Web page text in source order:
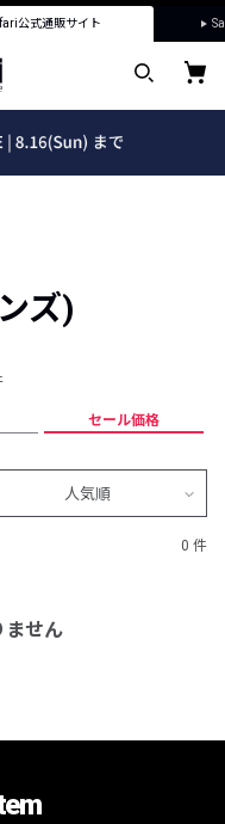
公式通販サイト
ズ)
セール価格
人気順
0 件
ません